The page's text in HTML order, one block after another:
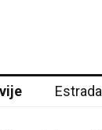
Estrada